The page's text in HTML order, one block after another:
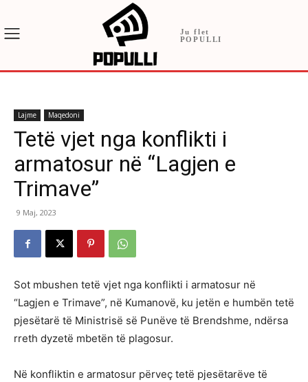
Ju flet
POPULLI
Lajme Maqedoni
Tetë vjet nga konflikti i
armatosur në “Lagjen e
Trimave”
9 Maj, 2023
Sot mbushen tetë vjet nga konflikti i armatosur në
“Lagjen e Trimave”, në Kumanovë, ku jetën e humbën tetë
pjesëtarë të Ministrisë së Punëve të Brendshme, ndërsa
rreth dyzetë mbetën të plagosur.
Në konfliktin e armatosur përveç tetë pjesëtarëve të